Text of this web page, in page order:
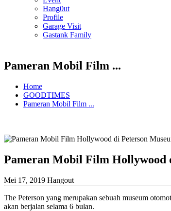
Hang0ut
Profile
Garage Visit
Gastank Family
Pameran Mobil Film ...
Home
GOODTIMES
Pameran Mobil Film ...
Pameran Mobil Film Hollywood
Mei 17, 2019 Hangout
The Peterson yang merupakan sebuah museum
akan berjalan selama 6 bulan.